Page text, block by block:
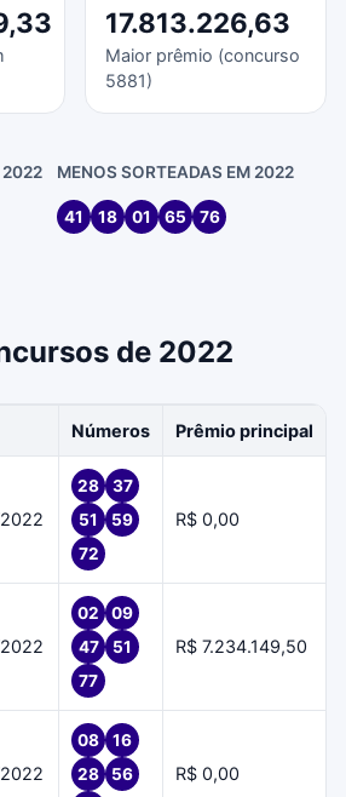
17.813.226,63
Maior prêmio (concurso
5881)
2022 MENOS SORTEADAS EM 2022
41 18 01 65 76
de 2022
Números Prêmio principal
28
37
51
59
72
R$ 0,00
02
09
47
51
77
R$ 7.234.149,50
08
16
28
56
R$ 0,00